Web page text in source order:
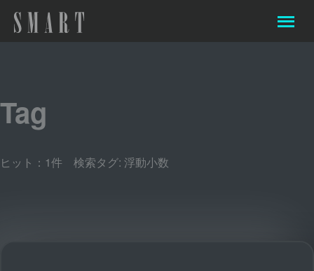
Tag
ヒット：1件 検索タグ: 浮動小数